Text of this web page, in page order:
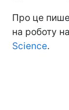
Про це пише
на роботу
Science.